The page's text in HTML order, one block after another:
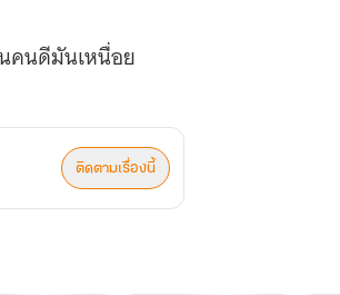
คนดีมันเหนื่อย
ติดตามเรื่องนี้